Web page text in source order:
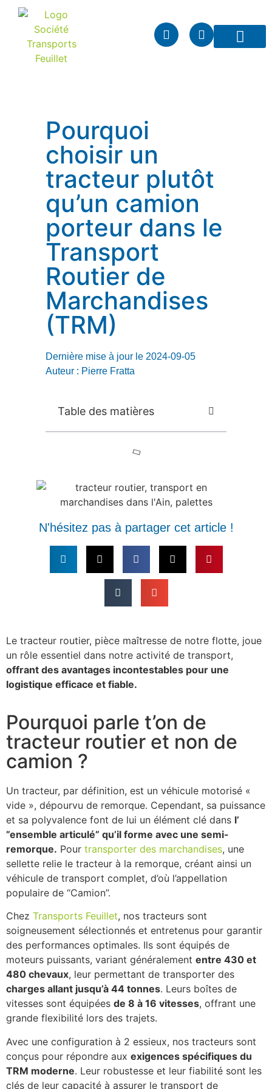
Pourquoi
choisir un
tracteur plutôt
qu’un camion
porteur dans le
Transport
Routier de
Marchandises
(TRM)
Dernière mise à jour le 2024-09-05
Auteur : Pierre Fratta
Table des matières
N'hésitez pas à partager cet article !
Le tracteur routier, pièce maîtresse de notre flotte, joue
un rôle essentiel dans notre activité de transport,
offrant des avantages incontestables pour une
logistique efficace et fiable.
Pourquoi parle t’on de
tracteur routier et non de
camion ?
Un tracteur, par définition, est un véhicule motorisé «
vide », dépourvu de remorque. Cependant, sa puissance
et sa polyvalence font de lui un élément clé dans l’
”ensemble articulé” qu’il forme avec une semi-
remorque. Pour transporter des marchandises, une
sellette relie le tracteur à la remorque, créant ainsi un
véhicule de transport complet, d’où l’appellation
populaire de “Camion”.
Chez Transports Feuillet, nos tracteurs sont
soigneusement sélectionnés et entretenus pour garantir
des performances optimales. Ils sont équipés de
moteurs puissants, variant généralement entre 430 et
480 chevaux, leur permettant de transporter des
charges allant jusqu’à 44 tonnes. Leurs boîtes de
vitesses sont équipées de 8 à 16 vitesses, offrant une
grande flexibilité lors des trajets.
Avec une configuration à 2 essieux, nos tracteurs sont
conçus pour répondre aux exigences spécifiques du
TRM moderne. Leur robustesse et leur fiabilité sont les
clés de leur capacité à assurer le transport de